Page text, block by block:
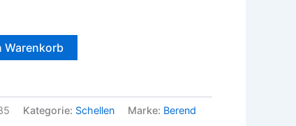
Warenkorb
Kategorie: Schellen Marke: Berend